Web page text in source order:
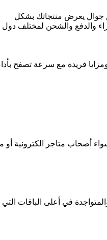
جوال يعرض منتجاتك بشكل
والدفع والشحن لمختلف دول
فريدة مع سرعة تصفح
والمتواجدة في أعلى